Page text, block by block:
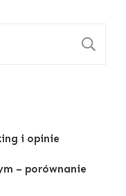
i opinie
– porównanie